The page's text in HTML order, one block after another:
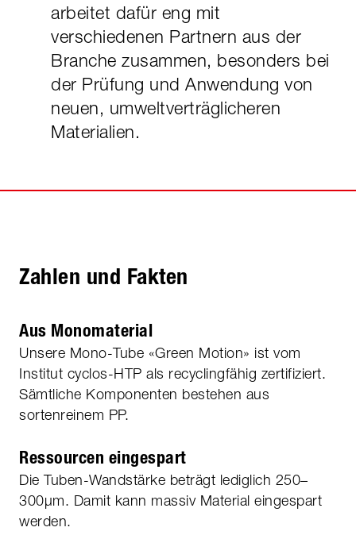
arbeitet dafür eng mit
verschiedenen Partnern aus der
Branche zusammen, besonders bei
der Prüfung und Anwendung von
neuen, umweltverträglicheren
Materialien.
Zahlen und Fakten
Aus Monomaterial
Unsere Mono-Tube «Green Motion» ist vom
Institut cyclos-HTP als recyclingfähig zertifiziert.
Sämtliche Komponenten bestehen aus
sortenreinem PP.
Ressourcen eingespart
Die Tuben-Wandstärke beträgt lediglich 250–
300µm. Damit kann massiv Material eingespart
werden.